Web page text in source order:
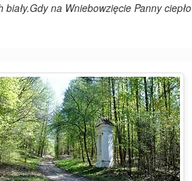
na Wniebowzięcie Panny ciepło